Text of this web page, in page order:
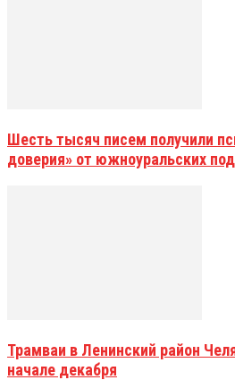
Шесть тысяч писем получили
доверия» от южноуральских
Трамваи в Ленинский район
начале декабря